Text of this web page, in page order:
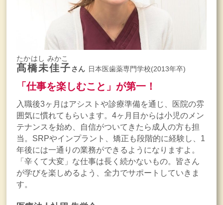
たかはし みかこ
髙橋未佳子 さん 日本医歯薬専門学校(2013年卒)
「仕事を楽しむこと」が第一！
入職後3ヶ月はアシストや診療準備を通じ、医院の雰
囲気に慣れてもらいます。4ヶ月目からは小児のメン
テナンスを始め、自信がついてきたら成人の方も担
当。SRPやインプラント、矯正も段階的に経験し、1
年後には一通りの業務ができるようになりますよ。
「辛くて大変」な仕事は長く続かないもの。皆さん
が学びを楽しめるよう、全力でサポートしていきま
す。